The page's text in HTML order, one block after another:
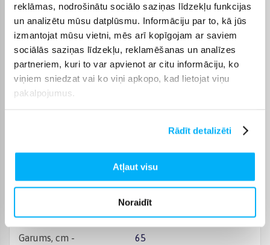
reklāmas, nodrošinātu sociālo saziņas līdzekļu funkcijas
un analizētu mūsu datplūsmu. Informāciju par to, kā jūs
izmantojat mūsu vietni, mēs arī kopīgojam ar saviem
sociālās saziņas līdzekļu, reklamēšanas un analīzes
partneriem, kuri to var apvienot ar citu informāciju, ko
viņiem sniedzat vai ko viņi apkopo, kad lietojat viņu
pakalpojumus.
Rādīt detalizēti
Atļaut visu
Noraidīt
Mēbeļu krāsa Pelēks
Ražotāja krāsa Pelēks
Mēbeļu tips Šūpuļkrēsli
65
Garums, cm - 65